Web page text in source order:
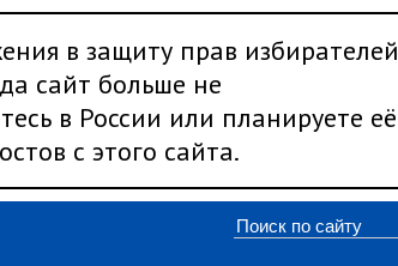
в защиту прав избирателей
сайт больше не
в России или планируете её
с этого сайта.